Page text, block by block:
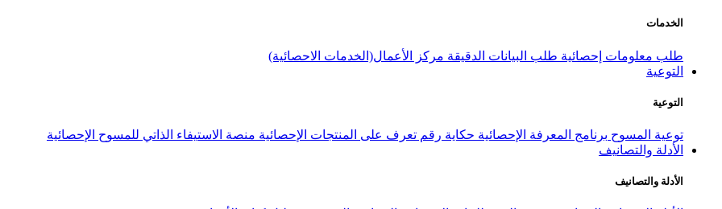
الخدمات
طلب معلومات إحصائية طلب البيانات الدقيقة مركز الأعمال(الخدمات الاحصائية)
التوعية
التوعية
توعية المسوح برنامج المعرفة الإحصائية حكاية رقم تعرف على المنتجات الإحصائية منصة الاستيفاء الذاتي للمسوح الإحصائية
الأدلة والتصانيف
الأدلة والتصانيف